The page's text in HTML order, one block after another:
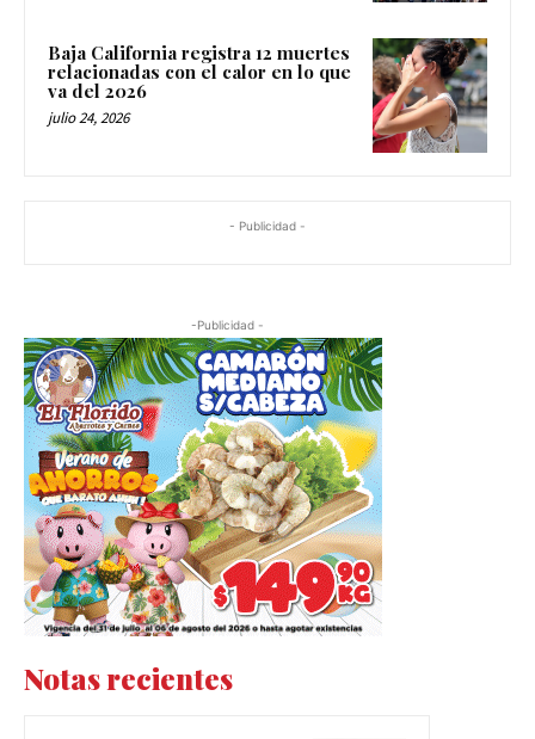
Baja California registra 12 muertes
relacionadas con el calor en lo que
va del 2026
julio 24, 2026
- Publicidad -
-Publicidad -
Notas recientes